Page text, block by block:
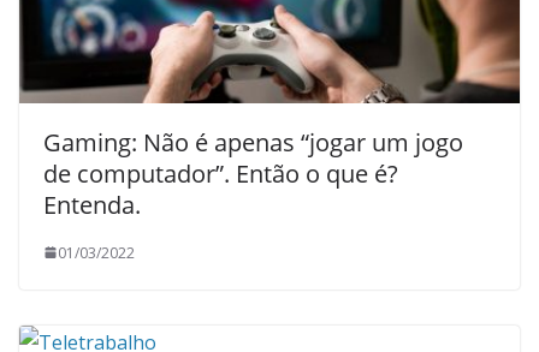
Gaming: Não é apenas “jogar um jogo
de computador”. Então o que é?
Entenda.
01/03/2022